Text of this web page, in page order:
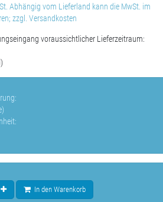
Abhängig vom Lieferland kann die MwSt. im
zzgl. Versandkosten
voraussichtlicher Lieferzeitraum:
In den Warenkorb